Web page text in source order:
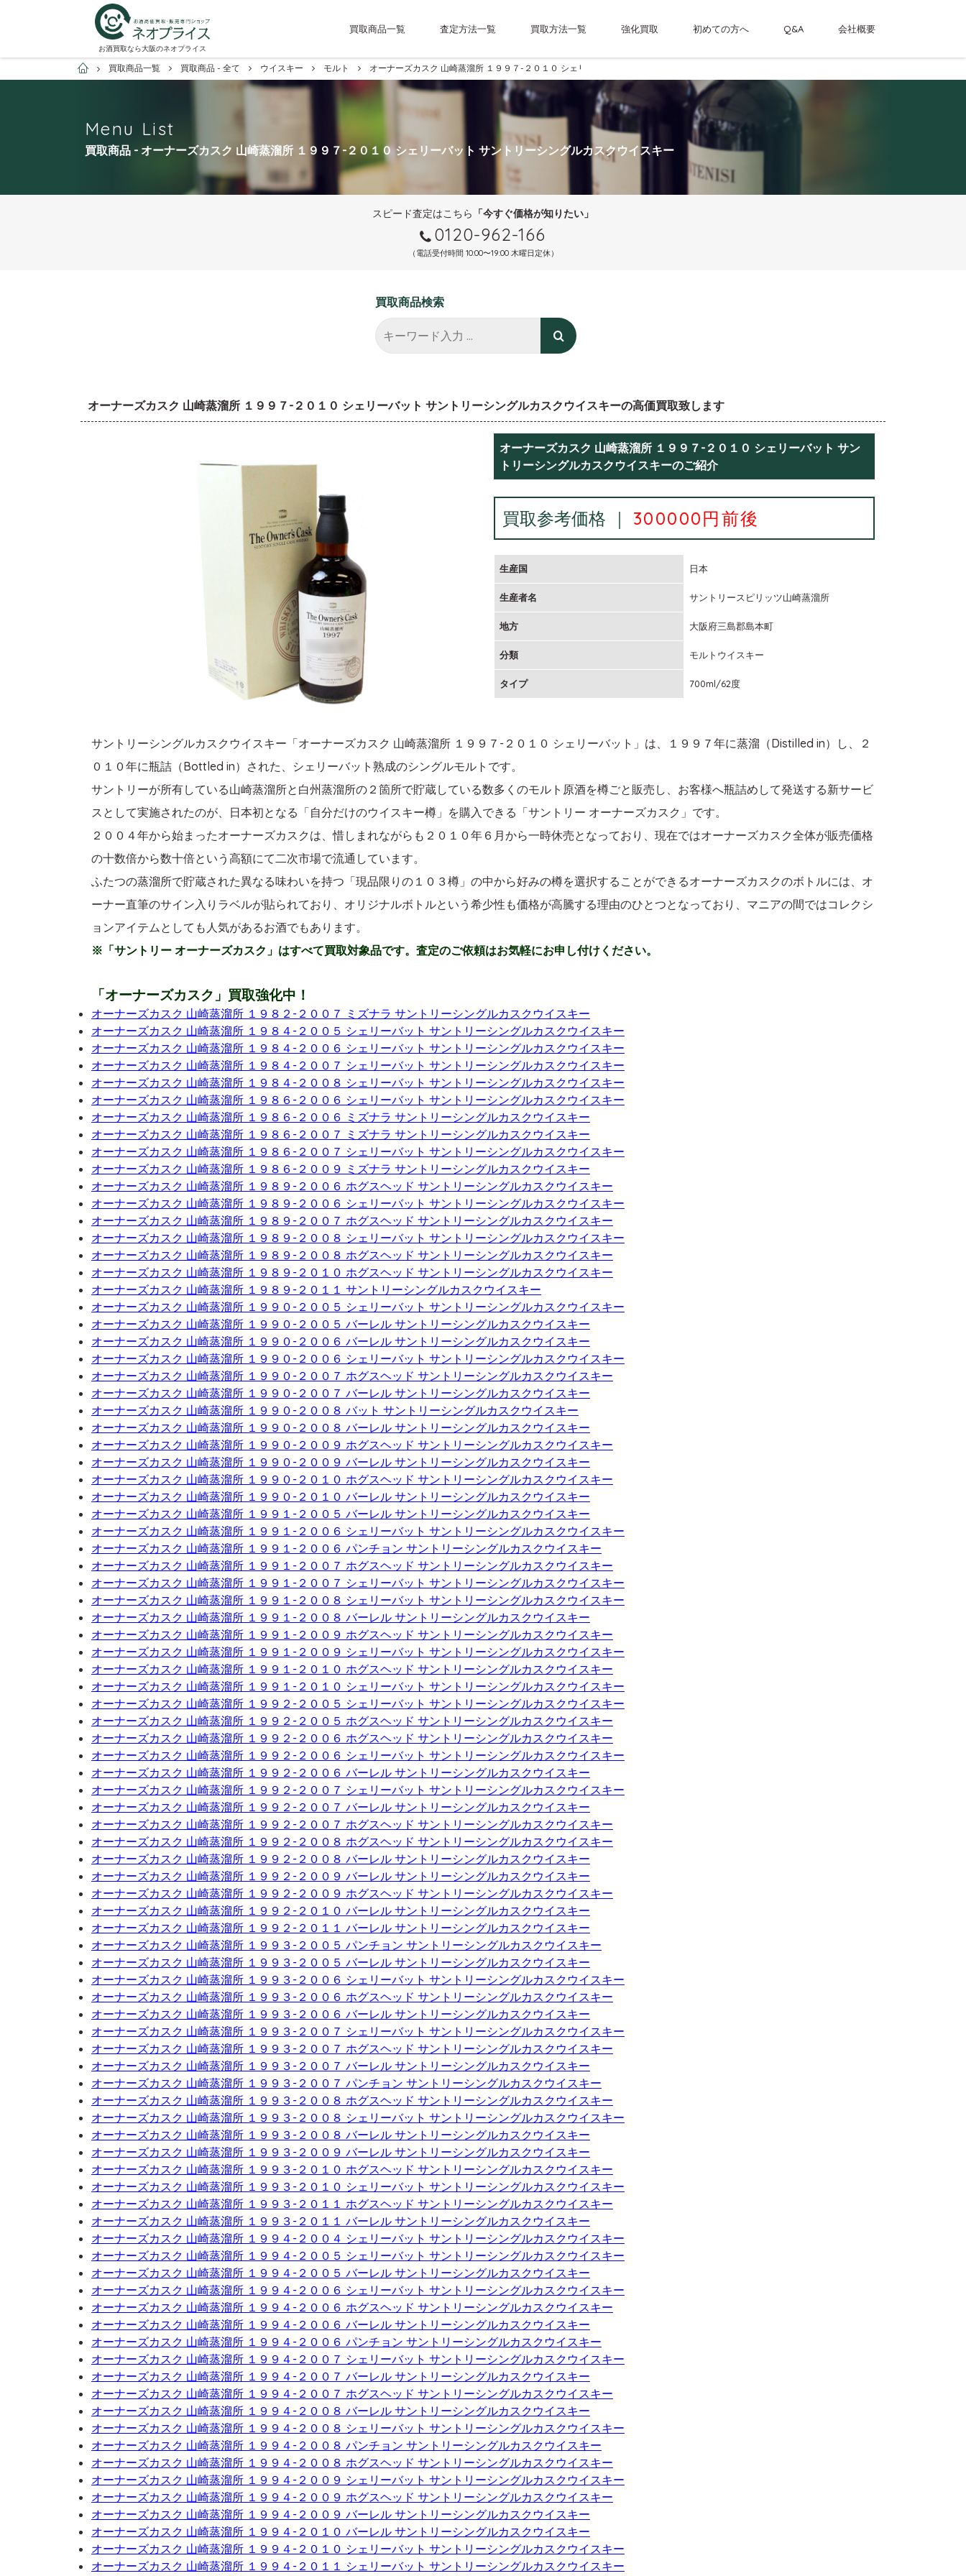
お酒買取なら大阪のネオプライス
買取商品一覧 査定方法一覧 買取方法一覧 強化買取 初めての方へ Q&A 会社概要
お酒買取専門店ネオプライス
買取商品一覧 買取商品 - 全て ウイスキー モルト オーナーズカスク 山崎蒸溜所 １９９７-２０１０ シェリーバット サントリーシングルカスクウイスキー
Menu List
買取商品 - オーナーズカスク 山崎蒸溜所 １９９７-２０１０ シェリーバット サントリーシングルカスクウイスキー
スピード査定はこちら 「今すぐ価格が知りたい」
0120-962-166
（電話受付時間 10:00〜19:00 木曜日定休）
買取商品検索
オーナーズカスク 山崎蒸溜所 １９９７-２０１０ シェリーバット サントリーシングルカスクウイスキーの高価買取致します
オーナーズカスク 山崎蒸溜所 １９９７-２０１０ シェリーバット サン
トリーシングルカスクウイスキーのご紹介
買取参考価格 ｜ 300000円前後
生産国 日本
生産者名 サントリースピリッツ山崎蒸溜所
地方 大阪府三島郡島本町
分類 モルトウイスキー
タイプ 700ml/62度
サントリーシングルカスクウイスキー「オーナーズカスク 山崎蒸溜所 １９９７-２０１０ シェリーバット」は、１９９７年に蒸溜（Distilled in）し、２
０１０年に瓶詰（Bottled in）された、シェリーバット熟成のシングルモルトです。
サントリーが所有している山崎蒸溜所と白州蒸溜所の２箇所で貯蔵している数多くのモルト原酒を樽ごと販売し、お客様へ瓶詰めして発送する新サービ
スとして実施されたのが、日本初となる「自分だけのウイスキー樽」を購入できる「サントリー オーナーズカスク」です。
２００４年から始まったオーナーズカスクは、惜しまれながらも２０１０年６月から一時休売となっており、現在ではオーナーズカスク全体が販売価格
の十数倍から数十倍という高額にて二次市場で流通しています。
ふたつの蒸溜所で貯蔵された異なる味わいを持つ「現品限りの１０３樽」の中から好みの樽を選択することができるオーナーズカスクのボトルには、オ
ーナー直筆のサイン入りラベルが貼られており、オリジナルボトルという希少性も価格が高騰する理由のひとつとなっており、マニアの間ではコレクシ
ョンアイテムとしても人気があるお酒でもあります。
※「サントリー オーナーズカスク」はすべて買取対象品です。査定のご依頼はお気軽にお申し付けください。
「オーナーズカスク」買取強化中！
オーナーズカスク 山崎蒸溜所 １９８２-２００７ ミズナラ サントリーシングルカスクウイスキー
オーナーズカスク 山崎蒸溜所 １９８４-２００５ シェリーバット サントリーシングルカスクウイスキー
オーナーズカスク 山崎蒸溜所 １９８４-２００６ シェリーバット サントリーシングルカスクウイスキー
オーナーズカスク 山崎蒸溜所 １９８４-２００７ シェリーバット サントリーシングルカスクウイスキー
オーナーズカスク 山崎蒸溜所 １９８４-２００８ シェリーバット サントリーシングルカスクウイスキー
オーナーズカスク 山崎蒸溜所 １９８６-２００６ シェリーバット サントリーシングルカスクウイスキー
オーナーズカスク 山崎蒸溜所 １９８６-２００６ ミズナラ サントリーシングルカスクウイスキー
オーナーズカスク 山崎蒸溜所 １９８６-２００７ ミズナラ サントリーシングルカスクウイスキー
オーナーズカスク 山崎蒸溜所 １９８６-２００７ シェリーバット サントリーシングルカスクウイスキー
オーナーズカスク 山崎蒸溜所 １９８６-２００９ ミズナラ サントリーシングルカスクウイスキー
オーナーズカスク 山崎蒸溜所 １９８９-２００６ ホグスヘッド サントリーシングルカスクウイスキー
オーナーズカスク 山崎蒸溜所 １９８９-２００６ シェリーバット サントリーシングルカスクウイスキー
オーナーズカスク 山崎蒸溜所 １９８９-２００７ ホグスヘッド サントリーシングルカスクウイスキー
オーナーズカスク 山崎蒸溜所 １９８９-２００８ シェリーバット サントリーシングルカスクウイスキー
オーナーズカスク 山崎蒸溜所 １９８９-２００８ ホグスヘッド サントリーシングルカスクウイスキー
オーナーズカスク 山崎蒸溜所 １９８９-２０１０ ホグスヘッド サントリーシングルカスクウイスキー
オーナーズカスク 山崎蒸溜所 １９８９-２０１１ サントリーシングルカスクウイスキー
オーナーズカスク 山崎蒸溜所 １９９０-２００５ シェリーバット サントリーシングルカスクウイスキー
オーナーズカスク 山崎蒸溜所 １９９０-２００５ バーレル サントリーシングルカスクウイスキー
オーナーズカスク 山崎蒸溜所 １９９０-２００６ バーレル サントリーシングルカスクウイスキー
オーナーズカスク 山崎蒸溜所 １９９０-２００６ シェリーバット サントリーシングルカスクウイスキー
オーナーズカスク 山崎蒸溜所 １９９０-２００７ ホグスヘッド サントリーシングルカスクウイスキー
オーナーズカスク 山崎蒸溜所 １９９０-２００７ バーレル サントリーシングルカスクウイスキー
オーナーズカスク 山崎蒸溜所 １９９０-２００８ バット サントリーシングルカスクウイスキー
オーナーズカスク 山崎蒸溜所 １９９０-２００８ バーレル サントリーシングルカスクウイスキー
オーナーズカスク 山崎蒸溜所 １９９０-２００９ ホグスヘッド サントリーシングルカスクウイスキー
オーナーズカスク 山崎蒸溜所 １９９０-２００９ バーレル サントリーシングルカスクウイスキー
オーナーズカスク 山崎蒸溜所 １９９０-２０１０ ホグスヘッド サントリーシングルカスクウイスキー
オーナーズカスク 山崎蒸溜所 １９９０-２０１０ バーレル サントリーシングルカスクウイスキー
オーナーズカスク 山崎蒸溜所 １９９１-２００５ バーレル サントリーシングルカスクウイスキー
オーナーズカスク 山崎蒸溜所 １９９１-２００６ シェリーバット サントリーシングルカスクウイスキー
オーナーズカスク 山崎蒸溜所 １９９１-２００６ パンチョン サントリーシングルカスクウイスキー
オーナーズカスク 山崎蒸溜所 １９９１-２００７ ホグスヘッド サントリーシングルカスクウイスキー
オーナーズカスク 山崎蒸溜所 １９９１-２００７ シェリーバット サントリーシングルカスクウイスキー
オーナーズカスク 山崎蒸溜所 １９９１-２００８ シェリーバット サントリーシングルカスクウイスキー
オーナーズカスク 山崎蒸溜所 １９９１-２００８ バーレル サントリーシングルカスクウイスキー
オーナーズカスク 山崎蒸溜所 １９９１-２００９ ホグスヘッド サントリーシングルカスクウイスキー
オーナーズカスク 山崎蒸溜所 １９９１-２００９ シェリーバット サントリーシングルカスクウイスキー
オーナーズカスク 山崎蒸溜所 １９９１-２０１０ ホグスヘッド サントリーシングルカスクウイスキー
オーナーズカスク 山崎蒸溜所 １９９１-２０１０ シェリーバット サントリーシングルカスクウイスキー
オーナーズカスク 山崎蒸溜所 １９９２-２００５ シェリーバット サントリーシングルカスクウイスキー
オーナーズカスク 山崎蒸溜所 １９９２-２００５ ホグスヘッド サントリーシングルカスクウイスキー
オーナーズカスク 山崎蒸溜所 １９９２-２００６ ホグスヘッド サントリーシングルカスクウイスキー
オーナーズカスク 山崎蒸溜所 １９９２-２００６ シェリーバット サントリーシングルカスクウイスキー
オーナーズカスク 山崎蒸溜所 １９９２-２００６ バーレル サントリーシングルカスクウイスキー
オーナーズカスク 山崎蒸溜所 １９９２-２００７ シェリーバット サントリーシングルカスクウイスキー
オーナーズカスク 山崎蒸溜所 １９９２-２００７ バーレル サントリーシングルカスクウイスキー
オーナーズカスク 山崎蒸溜所 １９９２-２００７ ホグスヘッド サントリーシングルカスクウイスキー
オーナーズカスク 山崎蒸溜所 １９９２-２００８ ホグスヘッド サントリーシングルカスクウイスキー
オーナーズカスク 山崎蒸溜所 １９９２-２００８ バーレル サントリーシングルカスクウイスキー
オーナーズカスク 山崎蒸溜所 １９９２-２００９ バーレル サントリーシングルカスクウイスキー
オーナーズカスク 山崎蒸溜所 １９９２-２００９ ホグスヘッド サントリーシングルカスクウイスキー
オーナーズカスク 山崎蒸溜所 １９９２-２０１０ バーレル サントリーシングルカスクウイスキー
オーナーズカスク 山崎蒸溜所 １９９２-２０１１ バーレル サントリーシングルカスクウイスキー
オーナーズカスク 山崎蒸溜所 １９９３-２００５ パンチョン サントリーシングルカスクウイスキー
オーナーズカスク 山崎蒸溜所 １９９３-２００５ バーレル サントリーシングルカスクウイスキー
オーナーズカスク 山崎蒸溜所 １９９３-２００６ シェリーバット サントリーシングルカスクウイスキー
オーナーズカスク 山崎蒸溜所 １９９３-２００６ ホグスヘッド サントリーシングルカスクウイスキー
オーナーズカスク 山崎蒸溜所 １９９３-２００６ バーレル サントリーシングルカスクウイスキー
オーナーズカスク 山崎蒸溜所 １９９３-２００７ シェリーバット サントリーシングルカスクウイスキー
オーナーズカスク 山崎蒸溜所 １９９３-２００７ ホグスヘッド サントリーシングルカスクウイスキー
オーナーズカスク 山崎蒸溜所 １９９３-２００７ バーレル サントリーシングルカスクウイスキー
オーナーズカスク 山崎蒸溜所 １９９３-２００７ パンチョン サントリーシングルカスクウイスキー
オーナーズカスク 山崎蒸溜所 １９９３-２００８ ホグスヘッド サントリーシングルカスクウイスキー
オーナーズカスク 山崎蒸溜所 １９９３-２００８ シェリーバット サントリーシングルカスクウイスキー
オーナーズカスク 山崎蒸溜所 １９９３-２００８ バーレル サントリーシングルカスクウイスキー
オーナーズカスク 山崎蒸溜所 １９９３-２００９ バーレル サントリーシングルカスクウイスキー
オーナーズカスク 山崎蒸溜所 １９９３-２０１０ ホグスヘッド サントリーシングルカスクウイスキー
オーナーズカスク 山崎蒸溜所 １９９３-２０１０ シェリーバット サントリーシングルカスクウイスキー
オーナーズカスク 山崎蒸溜所 １９９３-２０１１ ホグスヘッド サントリーシングルカスクウイスキー
オーナーズカスク 山崎蒸溜所 １９９３-２０１１ バーレル サントリーシングルカスクウイスキー
オーナーズカスク 山崎蒸溜所 １９９４-２００４ シェリーバット サントリーシングルカスクウイスキー
オーナーズカスク 山崎蒸溜所 １９９４-２００５ シェリーバット サントリーシングルカスクウイスキー
オーナーズカスク 山崎蒸溜所 １９９４-２００５ バーレル サントリーシングルカスクウイスキー
オーナーズカスク 山崎蒸溜所 １９９４-２００６ シェリーバット サントリーシングルカスクウイスキー
オーナーズカスク 山崎蒸溜所 １９９４-２００６ ホグスヘッド サントリーシングルカスクウイスキー
オーナーズカスク 山崎蒸溜所 １９９４-２００６ バーレル サントリーシングルカスクウイスキー
オーナーズカスク 山崎蒸溜所 １９９４-２００６ パンチョン サントリーシングルカスクウイスキー
オーナーズカスク 山崎蒸溜所 １９９４-２００７ シェリーバット サントリーシングルカスクウイスキー
オーナーズカスク 山崎蒸溜所 １９９４-２００７ バーレル サントリーシングルカスクウイスキー
オーナーズカスク 山崎蒸溜所 １９９４-２００７ ホグスヘッド サントリーシングルカスクウイスキー
オーナーズカスク 山崎蒸溜所 １９９４-２００８ バーレル サントリーシングルカスクウイスキー
オーナーズカスク 山崎蒸溜所 １９９４-２００８ シェリーバット サントリーシングルカスクウイスキー
オーナーズカスク 山崎蒸溜所 １９９４-２００８ パンチョン サントリーシングルカスクウイスキー
オーナーズカスク 山崎蒸溜所 １９９４-２００８ ホグスヘッド サントリーシングルカスクウイスキー
オーナーズカスク 山崎蒸溜所 １９９４-２００９ シェリーバット サントリーシングルカスクウイスキー
オーナーズカスク 山崎蒸溜所 １９９４-２００９ ホグスヘッド サントリーシングルカスクウイスキー
オーナーズカスク 山崎蒸溜所 １９９４-２００９ バーレル サントリーシングルカスクウイスキー
オーナーズカスク 山崎蒸溜所 １９９４-２０１０ バーレル サントリーシングルカスクウイスキー
オーナーズカスク 山崎蒸溜所 １９９４-２０１０ シェリーバット サントリーシングルカスクウイスキー
オーナーズカスク 山崎蒸溜所 １９９４-２０１１ シェリーバット サントリーシングルカスクウイスキー